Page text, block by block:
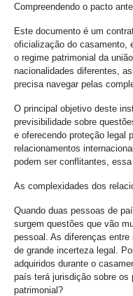
Compreendendo o pacto
Este documento é um
oficialização do casamento,
o regime patrimonial da
nacionalidades diferentes,
precisa navegar pelas
O principal objetivo deste
previsibilidade sobre
e oferecendo proteção legal
relacionamentos
podem ser conflitantes,
As complexidades dos
Quando duas pessoas de
surgem questões que vão
pessoal. As diferenças
de grande incerteza legal.
adquiridos durante o
país terá jurisdição sobre os
patrimonial?